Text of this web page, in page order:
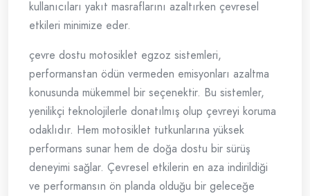
kullanıcıları yakıt masraflarını azaltırken çevresel
etkileri minimize eder.
çevre dostu motosiklet egzoz sistemleri,
performanstan ödün vermeden emisyonları azaltma
konusunda mükemmel bir seçenektir. Bu sistemler,
yenilikçi teknolojilerle donatılmış olup çevreyi koruma
odaklıdır. Hem motosiklet tutkunlarına yüksek
performans sunar hem de doğa dostu bir sürüş
deneyimi sağlar. Çevresel etkilerin en aza indirildiği
ve performansın ön planda olduğu bir geleceğe